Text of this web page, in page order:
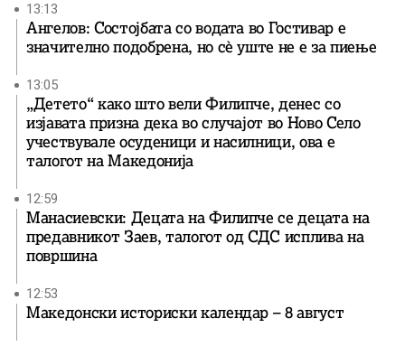
13:13
Ангелов: Состојбата со водата во Гостивар е
значително подобрена, но сè уште не е за пиење
13:05
„Детето“ како што вели Филипче, денес со
изјавата призна дека во случајот во Ново Село
учествувале осуденици и насилници, ова е
талогот на Македонија
12:59
Манасиевски: Децата на Филипче се децата на
предавникот Заев, талогот од СДС исплива на
површина
12:53
Македонски историски календар – 8 август